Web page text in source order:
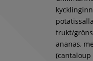
frukt/
ananas,
(cantaloup